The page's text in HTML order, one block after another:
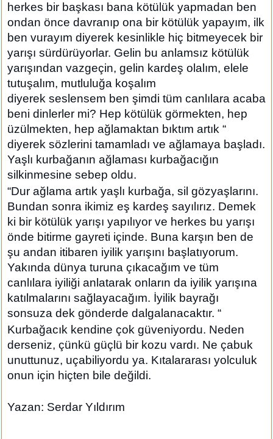
herkes bir başkası bana kötülük yapmadan ben
ondan önce davranıp ona bir kötülük yapayım, ilk
ben vurayım diyerek kesinlikle hiç bitmeyecek bir
yarışı sürdürüyorlar. Gelin bu anlamsız kötülük
yarışından vazgeçin, gelin kardeş olalım, elele
tutuşalım, mutluluğa koşalım
diyerek seslensem ben şimdi tüm canlılara acaba
beni dinlerler mi? Hep kötülük görmekten, hep
üzülmekten, hep ağlamaktan bıktım artık “
diyerek sözlerini tamamladı ve ağlamaya başladı.
Yaşlı kurbağanın ağlaması kurbağacığın
silkinmesine sebep oldu.
“Dur ağlama artık yaşlı kurbağa, sil gözyaşlarını.
Bundan sonra ikimiz eş kardeş sayılırız. Demek
ki bir kötülük yarışı yapılıyor ve herkes bu yarışı
önde bitirme gayreti içinde. Buna karşın ben de
şu andan itibaren iyilik yarışını başlatıyorum.
Yakında dünya turuna çıkacağım ve tüm
canlılara iyiliği anlatarak onların da iyilik yarışına
katılmalarını sağlayacağım. İyilik bayrağı
sonsuza dek gönderde dalgalanacaktır. “
Kurbağacık kendine çok güveniyordu. Neden
derseniz, çünkü güçlü bir kozu vardı. Ne çabuk
unuttunuz, uçabiliyordu ya. Kıtalararası yolculuk
onun için hiçten bile değildi.
Yazan: Serdar Yıldırım